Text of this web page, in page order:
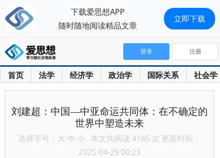
首页 法学 经济学 政治学 国际关系 社会学
登录 注册
刘建超：中国—中亚命运共同体：在不确定的
世界中塑造未来
选择字号： 大 中 小 本文共阅读 4185 次 更新时间：
2025-04-29 00:23
下载爱思想APP
随时随地阅读精品文章
立即下载